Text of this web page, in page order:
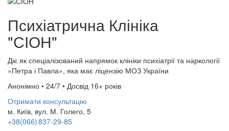
Психіатрична Клініка
"СІОН"
Діє як спеціалізований напрямок клініки психіатрії та наркології
«Петра і Павла», яка має ліцензію МОЗ України
Анонімно • 24/7 • Досвід 16+ років
Отримати консультацію
м. Київ, вул. М. Голего, 5
+38(066) 837-29-85